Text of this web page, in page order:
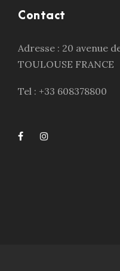
Contact
Adresse : 20 avenue
TOULOUSE FRANCE
Tel : +33 608378800